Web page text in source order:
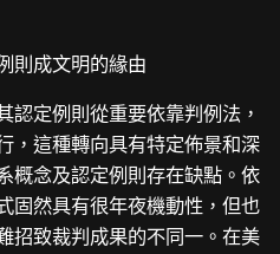
則成文明的緣由
認定例則從重要依靠判例法，
，這種轉向具有特定佈景和深
概念及認定例則存在缺點。依
固然具有很年夜機動性，但也
招致裁判成果的不同一。在美